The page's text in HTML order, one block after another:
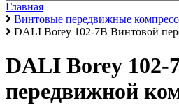
Главная
Винтовые передвижные
DALI Borey 102-7B Винтовой
DALI Borey 102-
передвижной